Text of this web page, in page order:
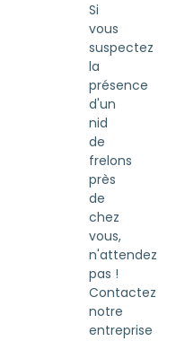
Si
vous
suspectez
la
présence
d'un
nid
de
frelons
près
de
chez
vous,
n'attendez
pas !
Contactez
notre
entreprise